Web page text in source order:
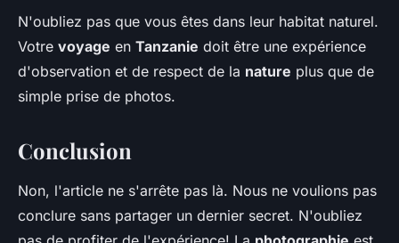
N'oubliez pas que vous êtes dans leur habitat naturel.
Votre voyage en Tanzanie doit être une expérience
d'observation et de respect de la nature plus que de
simple prise de photos.
Conclusion
Non, l'article ne s'arrête pas là. Nous ne voulions pas
conclure sans partager un dernier secret. N'oubliez